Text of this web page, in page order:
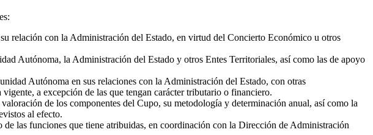
relación con la Administración del Estado, en virtud del Concierto Económico u otros
Autónoma, la Administración del Estado y otros Entes Territoriales, así como las de apoyo
Autónoma en sus relaciones con la Administración del Estado, con otras
a excepción de las que tengan carácter tributario o financiero.
de los componentes del Cupo, su metodología y determinación anual, así como la
al efecto.
las funciones que tiene atribuidas, en coordinación con la Dirección de Administración